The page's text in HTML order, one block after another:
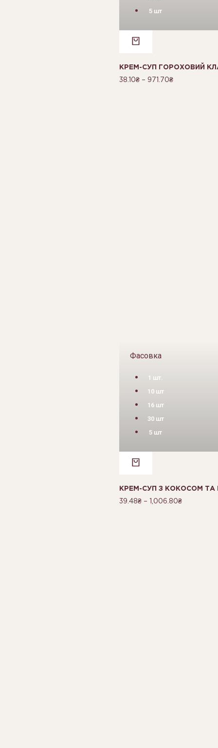
5 шт
КРЕМ-СУП ГОРОХОВИЙ
38.10₴– 971.70₴
Фасовка
1 шт.
10 шт
16 шт
30 шт
5 шт
КРЕМ-СУП З КОКОСОМ ТА
39.48₴– 1,006.80₴